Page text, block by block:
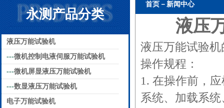
永测产品分类
液压万能试验机
---微机控制电液伺服万能试验机
---微机屏显液压万能试验机
---数显液压万能试验机
电子万能试验机
首页－新闻中心
液压
液压万能试验机
操作规程：
1. 在操作前，
系统、加载系